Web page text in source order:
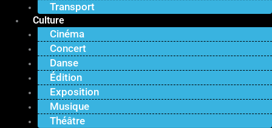
Transport
Culture
Cinéma
Concert
Danse
Édition
Exposition
Musique
Théâtre